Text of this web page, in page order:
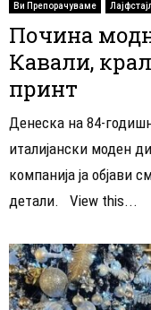
Ви Препорачуваме
Почина
Кавали,
принт
Денеска на 84-
италијански моден
компанија ја објави
детали. View this...